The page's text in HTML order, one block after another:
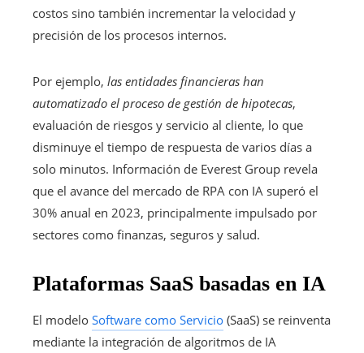
costos sino también incrementar la velocidad y
precisión de los procesos internos.
Por ejemplo, las entidades financieras han
automatizado el proceso de gestión de hipotecas,
evaluación de riesgos y servicio al cliente, lo que
disminuye el tiempo de respuesta de varios días a
solo minutos. Información de Everest Group revela
que el avance del mercado de RPA con IA superó el
30% anual en 2023, principalmente impulsado por
sectores como finanzas, seguros y salud.
Plataformas SaaS basadas en IA
El modelo Software como Servicio (SaaS) se reinventa
mediante la integración de algoritmos de IA